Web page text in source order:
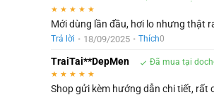
★ ★ ★ ★ ★
Mới dùng lần đầu, hơi lo nhưng thật
Trả lời • 18/09/2025 • Thích0
TraiTai**DepMen Đã mua tại
★ ★ ★ ★ ★
Shop gửi kèm hướng dẫn chi tiết, rất